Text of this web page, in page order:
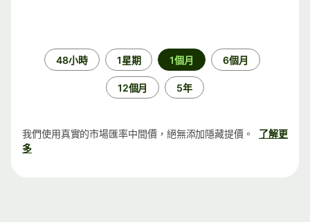
48小時 1星期 1個月 6個月
12個月 5年
我們使用真實的市場匯率中間價，絕無添加隱藏提價。
了解更
多